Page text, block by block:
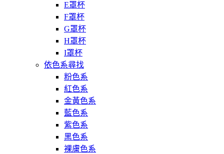
E罩杯
F罩杯
G罩杯
H罩杯
I罩杯
依色系尋找
粉色系
紅色系
金黃色系
藍色系
紫色系
黑色系
裸膚色系